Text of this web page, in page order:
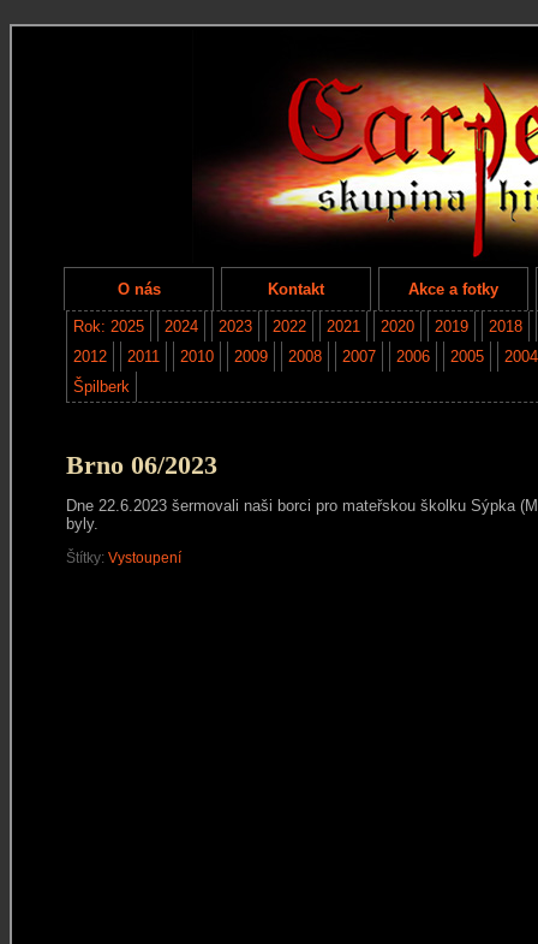
O nás Kontakt Akce a fotky
Rok: 2025 2024 2023 2022 2021 2020 2019
2018
2012
2011 2010 2009 2008 2007 2006 2005
2004
Špilberk
Brno 06/2023
Dne 22.6.2023 šermovali naši borci pro mateřskou školku Sýpka
byly.
Štítky: Vystoupení